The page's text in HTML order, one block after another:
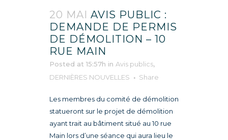
20 MAI AVIS PUBLIC :
DEMANDE DE PERMIS
DE DÉMOLITION – 10
RUE MAIN
Posted at 15:57h in Avis publics,
DERNIÈRES NOUVELLES
Share
Les membres du comité de démolition
statueront sur le projet de démolition
ayant trait au bâtiment situé au 10 rue
Main lors d’une séance qui aura lieu le